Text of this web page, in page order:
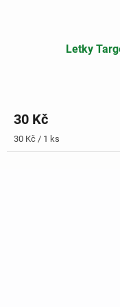
Letky
30 Kč
Měrná
cena:
30 Kč / 1 ks